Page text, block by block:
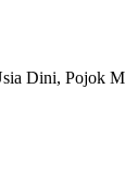
Dini, Pojok